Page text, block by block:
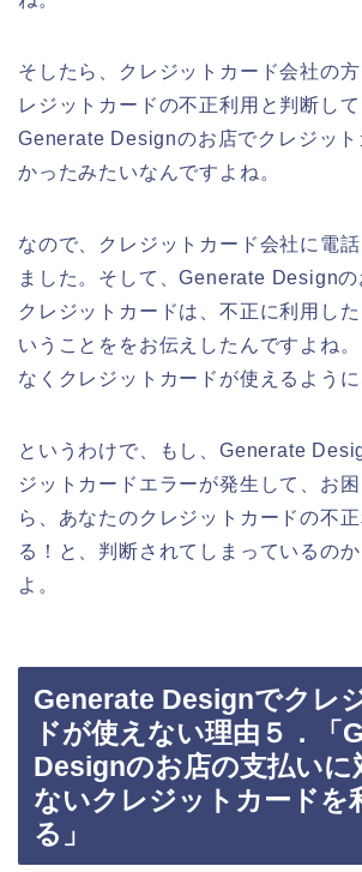
そしたら、クレジットカード会社の
レジットカードの不正利用と判断して
Generate Designのお店でクレジット
かったみたいなんですよね。
なので、クレジットカード会社に電
ました。そして、Generate Designの
クレジットカードは、不正に利用し
いうことををお伝えしたんですよね
なくクレジットカードが使えるように
というわけで、もし、Generate
ジットカードエラーが発生して、お
ら、あなたのクレジットカードの不
る！と、判断されてしまっているの
よ。
Generate Designでクレ
ドが使えない理由５．「
Designのお店の支払いに
ないクレジットカードを
る」